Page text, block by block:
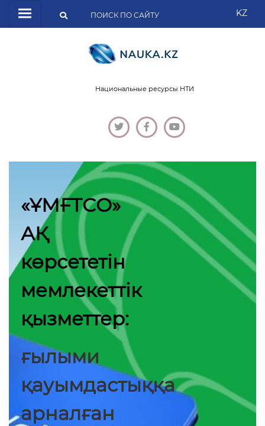
KZ
Национальные ресурсы НТИ
«ҰМҒТСО»
АҚ
көрсететін
мемлекеттік
қызметтер:
ғылыми
қауымдастыққа
арналған